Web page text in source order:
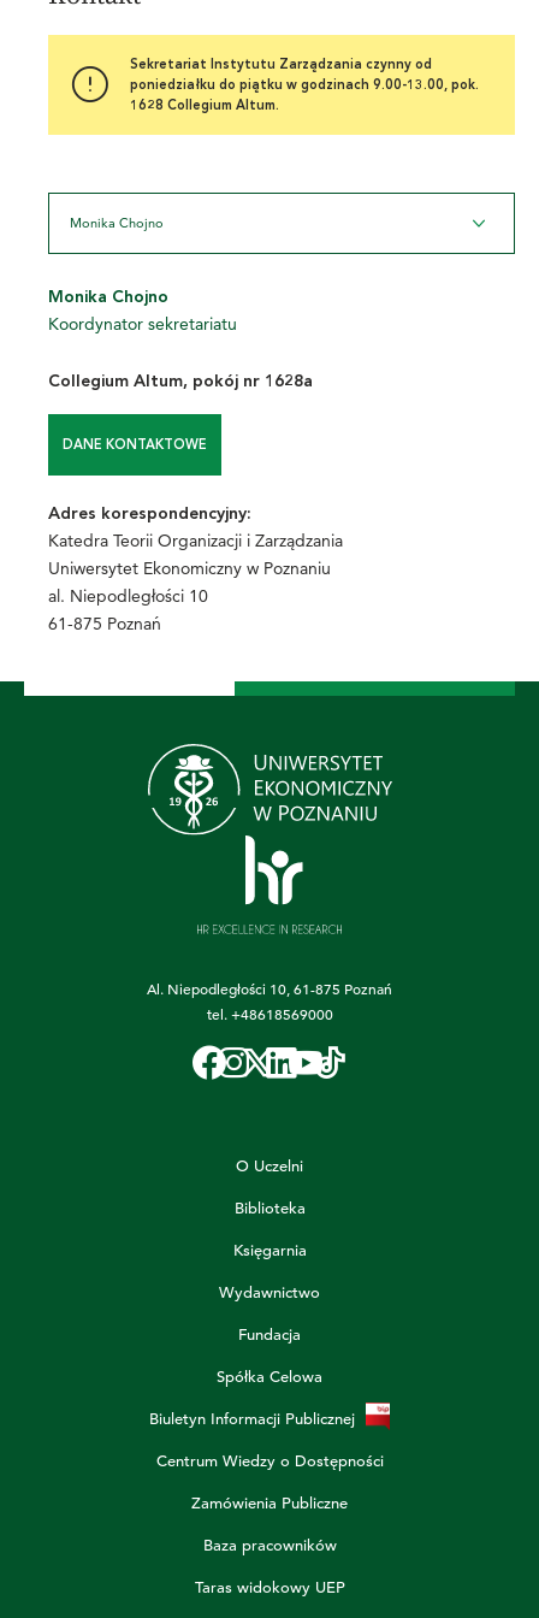
Sekretariat Instytutu Zarządzania czynny od
poniedziałku do piątku w godzinach 9.00-13.00, pok.
1628 Collegium Altum.
Monika Chojno
Monika Chojno
Koordynator sekretariatu
Collegium Altum, pokój nr 1628a
DANE KONTAKTOWE
Adres korespondencyjny:
Katedra Teorii Organizacji i Zarządzania
Uniwersytet Ekonomiczny w Poznaniu
al. Niepodległości 10
61-875 Poznań
Al. Niepodległości 10, 61-875 Poznań
tel.+48618569000
O Uczelni
Biblioteka
Księgarnia
Wydawnictwo
Fundacja
Spółka Celowa
Biuletyn Informacji Publicznej
Centrum Wiedzy o Dostępności
Zamówienia Publiczne
Baza pracowników
Taras widokowy UEP